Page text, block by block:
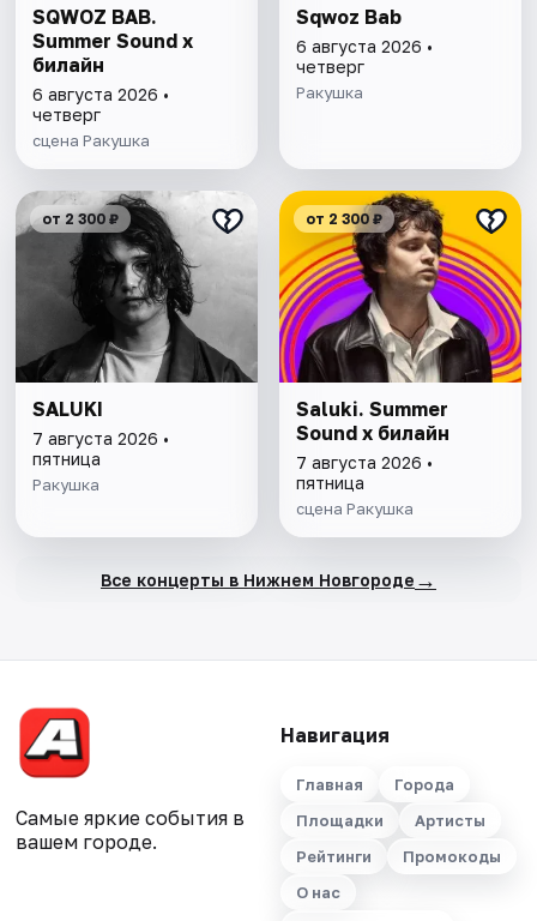
SQWOZ BAB.
Summer Sound х
билайн
6 августа 2026 •
четверг
сцена Ракушка
Sqwoz Bab
6 августа 2026 •
четверг
Ракушка
от 2 300 ₽
SALUKI
7 августа 2026 •
пятница
Ракушка
от 2 300 ₽
Saluki. Summer
Sound х билайн
7 августа 2026 •
пятница
сцена Ракушка
Все концерты в Нижнем Новгороде →
Самые яркие события в
вашем городе.
Навигация
Главная
Города
Площадки
Артисты
Рейтинги
Промокоды
О нас